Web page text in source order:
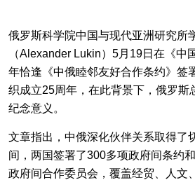
俄罗斯科学院中国与现代亚洲研究所
（Alexander Lukin）5月19日在《中
年恰逢《中俄睦邻友好合作条约》签
织成立25周年，在此背景下，俄罗斯
纪念意义。
文章指出，中俄深化伙伴关系取得了
间，两国签署了300多项政府间条约
政府间合作委员会，覆盖经贸、人文